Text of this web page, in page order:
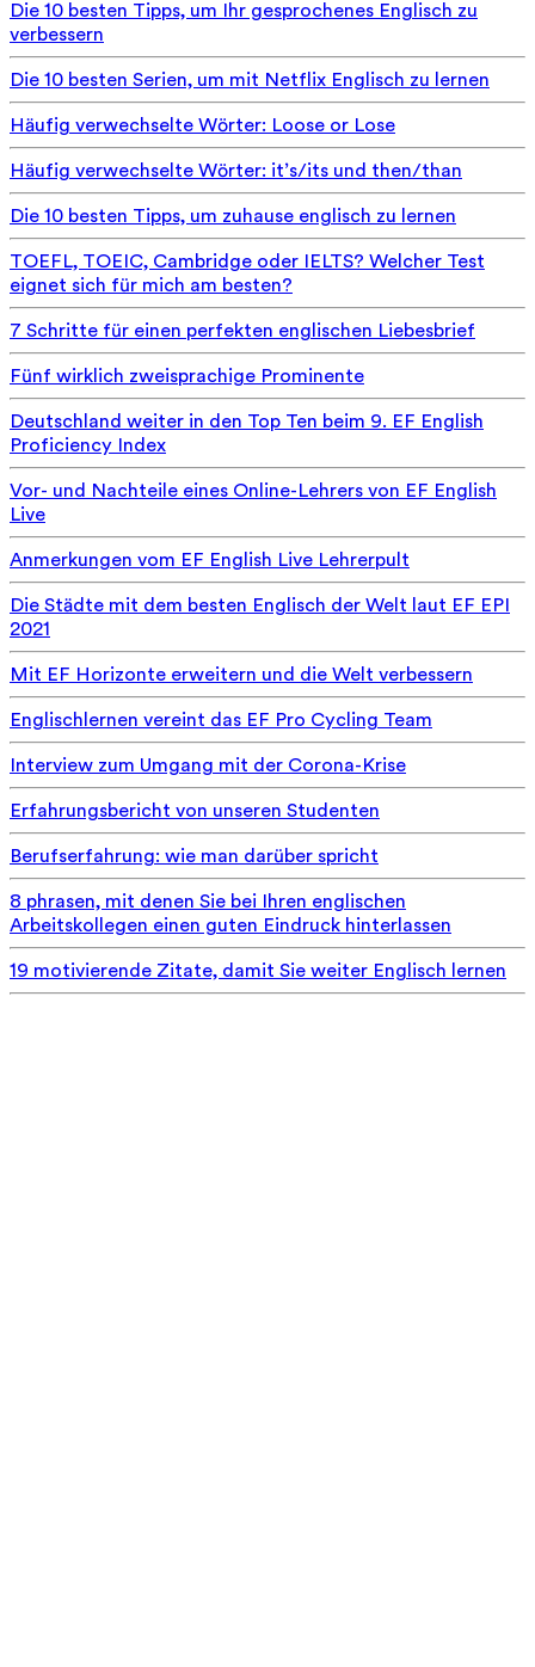
Die 10 besten Tipps, um Ihr gesprochenes Englisch zu
verbessern
Die 10 besten Serien, um mit Netflix Englisch zu lernen
Häufig verwechselte Wörter: Loose or Lose
Häufig verwechselte Wörter: it’s/its und then/than
Die 10 besten Tipps, um zuhause englisch zu lernen
TOEFL, TOEIC, Cambridge oder IELTS? Welcher Test
eignet sich für mich am besten?
7 Schritte für einen perfekten englischen Liebesbrief
Fünf wirklich zweisprachige Prominente
Deutschland weiter in den Top Ten beim 9. EF English
Proficiency Index
Vor- und Nachteile eines Online-Lehrers von EF English
Live
Anmerkungen vom EF English Live Lehrerpult
Die Städte mit dem besten Englisch der Welt laut EF EPI
2021
Mit EF Horizonte erweitern und die Welt verbessern
Englischlernen vereint das EF Pro Cycling Team
Interview zum Umgang mit der Corona-Krise
Erfahrungsbericht von unseren Studenten
Berufserfahrung: wie man darüber spricht
8 phrasen, mit denen Sie bei Ihren englischen
Arbeitskollegen einen guten Eindruck hinterlassen
19 motivierende Zitate, damit Sie weiter Englisch lernen